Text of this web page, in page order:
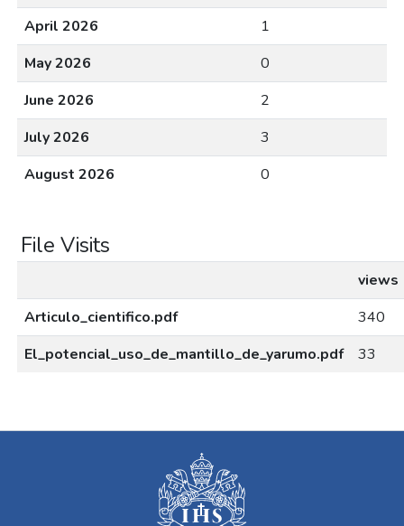
April 2026
1
May 2026
0
June 2026
2
July 2026
3
August 2026
0
File Visits
views
Articulo_cientifico.pdf
340
El_potencial_uso_de_mantillo_de_yarumo.pdf
33